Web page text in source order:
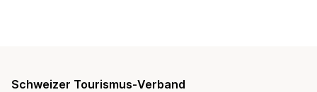
Schweizer Tourismus-Verband